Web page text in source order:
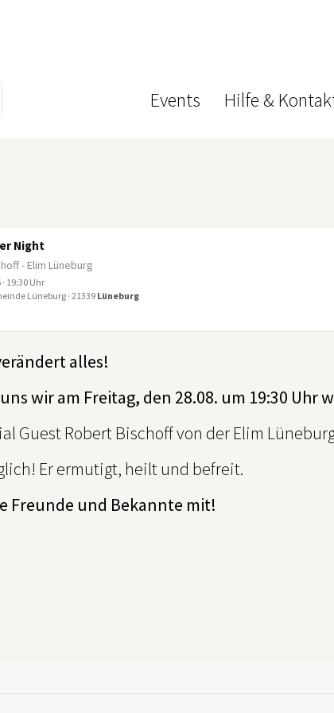
Events Hilfe &
Night
- Elim Lüneburg
19:30 Uhr
Lüneburg · 21339Lüneburg
alles!
wir am Freitag, den 28.08. um 19:30 Uhr
Guest Robert Bischoff von der Elim
Er ermutigt, heilt und befreit.
Freunde und Bekannte mit!